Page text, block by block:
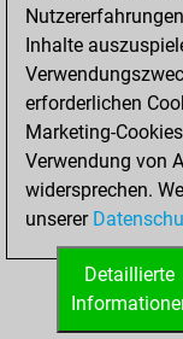
Bauer setzt
Erstickte
Türme auf
STARTSEITE
Inhalte
erforderlichen
Marketing-
Verwendung von
widersprechen.
unserer
Detaillierte